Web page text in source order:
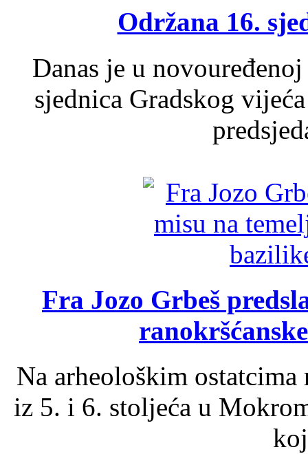
Održana 16.
Danas je u
sjednica Gradskog
Fra Jozo Grbeš
Na arheološkim
iz 5. i 6. stoljeća u